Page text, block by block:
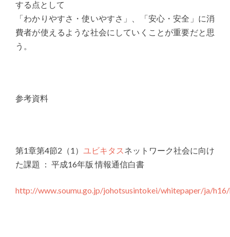
する点として
「わかりやすさ・使いやすさ」、「安心・安全」に消
費者が使えるような社会にしていくことが重要だと思
う。
参考資料
第1章第4節2（1） ユビキタス ネットワーク社会に向け
た課題 ： 平成16年版 情報通信白書
http://www.soumu.go.jp/johotsusintokei/whitepaper/ja/